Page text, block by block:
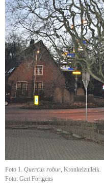
Foto 1. Quercus robur, Kronkelzuileik.
Foto: Gert Fortgens